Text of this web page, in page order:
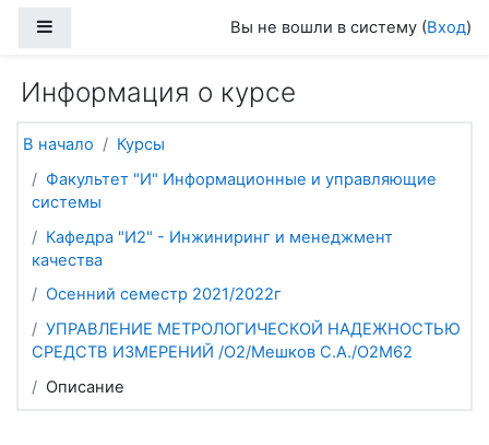
Вы не вошли в систему (Вход)
Информация о курсе
В начало
Курсы
Факультет "И" Информационные и управляющие
системы
Кафедра "И2" - Инжиниринг и менеджмент
качества
Осенний семестр 2021/2022г
УПРАВЛЕНИЕ МЕТРОЛОГИЧЕСКОЙ НАДЕЖНОСТЬЮ
СРЕДСТВ ИЗМЕРЕНИЙ /О2/Мешков С.А./О2М62
Описание